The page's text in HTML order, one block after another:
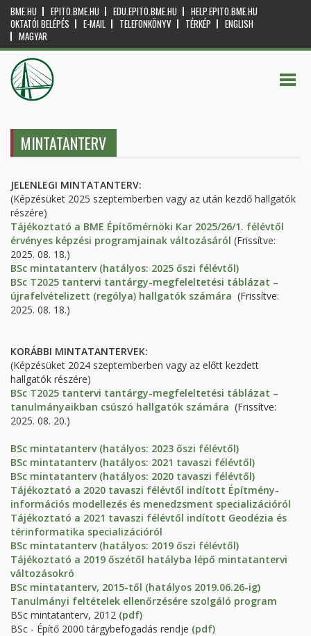
BME.HU EPITO.BME.HU EDU.EPITO.BME.HU
HELP.EPITO.BME.HU
OKTATÓI BELÉPÉS
E-MAIL TELEFONKÖNYV TÉRKÉP
ENGLISH
MAGYAR
MINTATANTERV
JELENLEGI MINTATANTERV:
(Képzésüket 2025 szeptemberben vagy az után kezdő hallgatók
részére)
Tájékoztató a BME Építőmérnöki Kar 2025/26/1. félévtől
érvényes képzési programjainak változásáról (Frissítve:
2025. 08. 18.)
BSc mintatanterv (hatályos: 2025 őszi félévtől)
BSc T2025 tantervi tantárgy-megfeleltetési táblázat –
újrafelvételizett (rególya) hallgatók számára (Frissítve:
2025. 08. 18.)
KORÁBBI MINTATANTERVEK:
(Képzésüket 2024 szeptemberben vagy az előtt kezdett
hallgatók részére)
BSc T2025 tantervi tantárgy-megfeleltetési táblázat –
tanulmányaikban csúszó hallgatók számára (Frissítve:
2025. 08. 20.)
BSc mintatanterv (hatályos: 2023 őszi félévtől)
BSc mintatanterv (hatályos: 2021 tavaszi félévtől)
BSc mintatanterv (hatályos: 2020 tavaszi félévtől)
Tájékoztató a 2020 tavaszi félévtől indított Építmény-
információs modellezés és menedzsment specializációról
Tájékoztató a 2021 tavaszi félévtől indított Geodézia és
térinformatika specializációról
BSc mintatanterv (hatályos: 2019 őszi félévtől)
Tájékoztató a 2019 őszétől hatályba lépő mintatantervi
változásokró
BSc mintatanterv, 2015-től (hatályos 2019.06.26-ig)
Tanulmányi feltételek ellenőrzésére szolgáló program
BSc mintatanterv, 2012 (pdf)
BSc - Építő 2000 tárgybefogadás rendje (pdf)